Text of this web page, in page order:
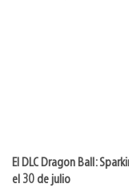
El DLC Dragon Ball:
el 30 de julio